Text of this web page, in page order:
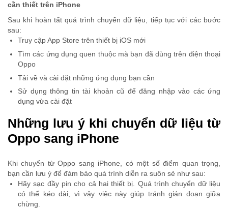
cần thiết trên iPhone
Sau khi hoàn tất quá trình chuyển dữ liệu, tiếp tục với các bước
sau:
Truy cập App Store trên thiết bị iOS mới
Tìm các ứng dụng quen thuộc mà bạn đã dùng trên điện thoại
Oppo
Tải về và cài đặt những ứng dụng bạn cần
Sử dụng thông tin tài khoản cũ để đăng nhập vào các ứng
dụng vừa cài đặt
Những lưu ý khi chuyển dữ liệu từ
Oppo sang iPhone
Khi chuyển từ Oppo sang iPhone, có một số điểm quan trọng,
bạn cần lưu ý để đảm bảo quá trình diễn ra suôn sẻ như sau:
Hãy sạc đầy pin cho cả hai thiết bị. Quá trình chuyển dữ liệu
có thể kéo dài, vì vậy việc này giúp tránh gián đoạn giữa
chừng.